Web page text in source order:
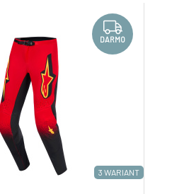
3 WARIANT
DARMO